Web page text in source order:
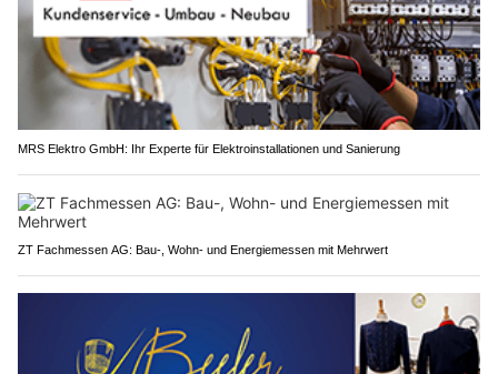
MRS Elektro GmbH: Ihr Experte für Elektroinstallationen und Sanierung
ZT Fachmessen AG: Bau-, Wohn- und Energiemessen mit Mehrwert